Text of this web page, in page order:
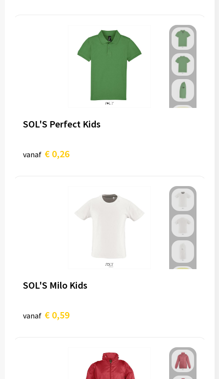
SOL'S Perfect Kids
vanaf € 0,26
SOL'S Milo Kids
vanaf € 0,59